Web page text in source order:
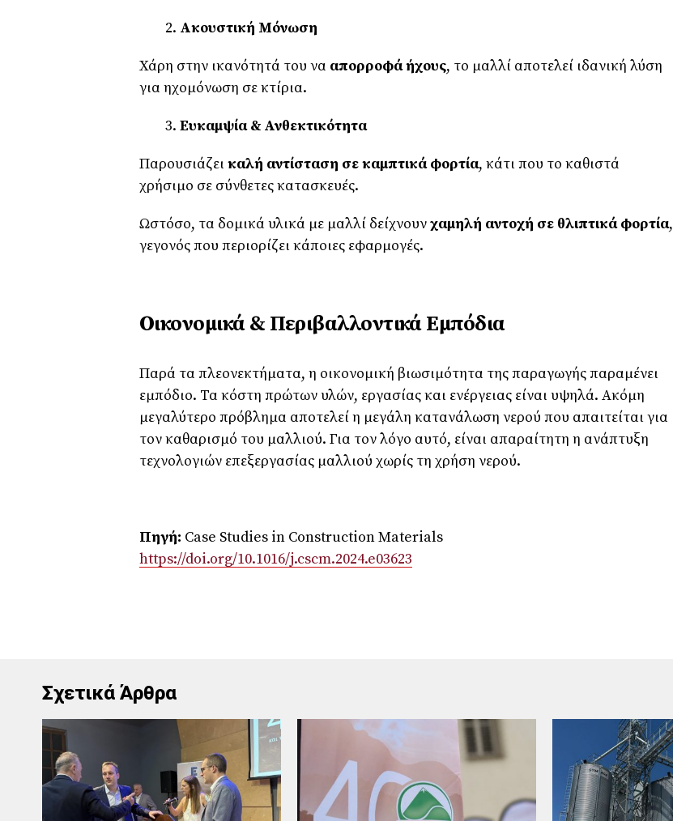
Ακουστική Μόνωση
Χάρη στην ικανότητά του να απορροφά ήχους, το μαλλί αποτελεί ιδανική λύση
για ηχομόνωση σε κτίρια.
Ευκαμψία & Ανθεκτικότητα
Παρουσιάζεικαλή αντίσταση σε καμπτικά φορτία, κάτι που το καθιστά
χρήσιμο σε σύνθετες κατασκευές.
Ωστόσο, τα δομικά υλικά με μαλλί δείχνουνχαμηλή αντοχή σε θλιπτικά φορτία,
γεγονός που περιορίζει κάποιες εφαρμογές.
Οικονομικά & Περιβαλλοντικά Εμπόδια
Παρά τα πλεονεκτήματα, η οικονομική βιωσιμότητα της παραγωγής παραμένει
εμπόδιο. Τα κόστη πρώτων υλών, εργασίας και ενέργειας είναι υψηλά. Ακόμη
μεγαλύτερο πρόβλημα αποτελεί η μεγάλη κατανάλωση νερού που απαιτείται για
τον καθαρισμό του μαλλιού. Για τον λόγο αυτό, είναι απαραίτητη η ανάπτυξη
τεχνολογιών επεξεργασίας μαλλιού χωρίς τη χρήση νερού.
Πηγή: Case Studies in Construction Materials
https://doi.org/10.1016/j.cscm.2024.e03623
Σχετικά Άρθρα